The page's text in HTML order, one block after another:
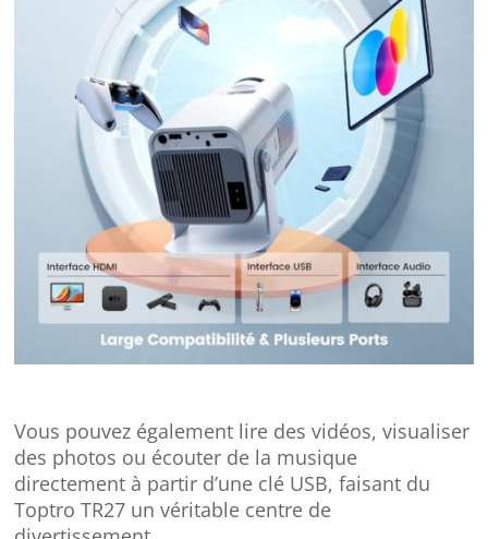
Vous pouvez également lire des vidéos, visualiser
des photos ou écouter de la musique
directement à partir d’une clé USB, faisant du
Toptro TR27 un véritable centre de